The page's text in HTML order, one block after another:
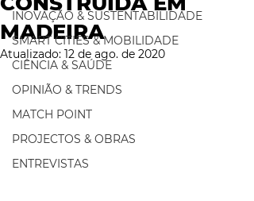
INOVAÇÃO & SUSTENTABILIDADE
SMART CITIES & MOBILIDADE
CIÊNCIA & SAÚDE
OPINIÃO & TRENDS
MATCH POINT
PROJECTOS & OBRAS
ENTREVISTAS
MADEIRA
Atualizado: 12 de ago. de 2020